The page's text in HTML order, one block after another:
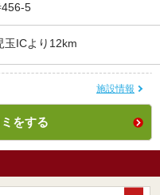
5
玉ICより12km
施設情報
をする